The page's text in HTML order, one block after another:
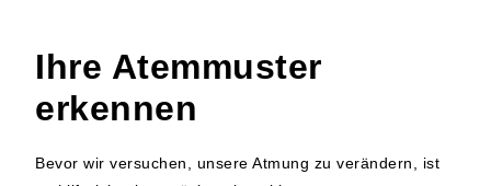
Ihre Atemmuster
erkennen
Bevor wir versuchen, unsere Atmung zu verändern, ist